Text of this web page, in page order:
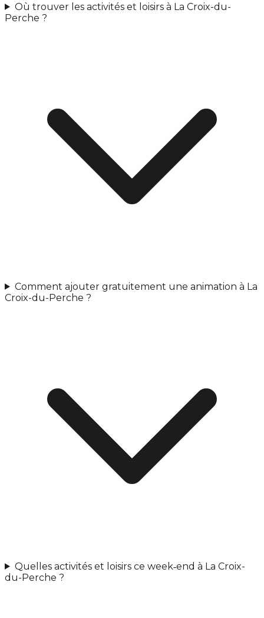
Où trouver les activités et loisirs à La Croix-du-
Perche ?
Comment ajouter gratuitement une animation à La
Croix-du-Perche ?
Quelles activités et loisirs ce week‑end à La Croix-
du-Perche ?